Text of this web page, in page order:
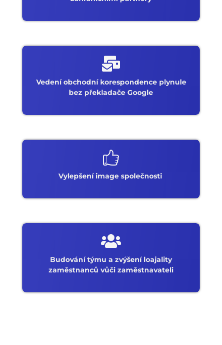
Vedení obchodní korespondence plynule
bez překladače Google
Vylepšení image společnosti
Budování týmu a zvýšení loajality
zaměstnanců vůči zaměstnavateli